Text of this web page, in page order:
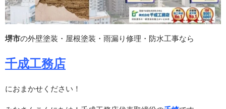
堺市の外壁塗装・屋根塗装・雨漏り修理・防水工事なら
千成工務店
におまかせください！